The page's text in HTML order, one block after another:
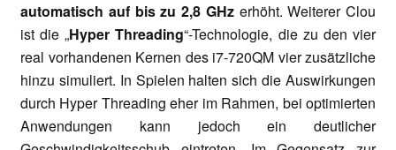
automatisch auf bis zu 2,8 GHzerhöht. Weiterer Clou
ist die „Hyper Threading“-Technologie, die zu den vier
real vorhandenen Kernen des i7-720QM vier zusätzliche
hinzu simuliert. In Spielen halten sich die Auswirkungen
durch Hyper Threading eher im Rahmen, bei optimierten
Anwendungen kann jedoch ein deutlicher